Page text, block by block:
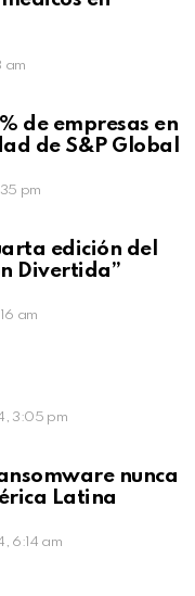
am
de empresas en
de S&P Global
pm
edición del
Divertida”
am
3:05 pm
nunca
Latina
6:14 am